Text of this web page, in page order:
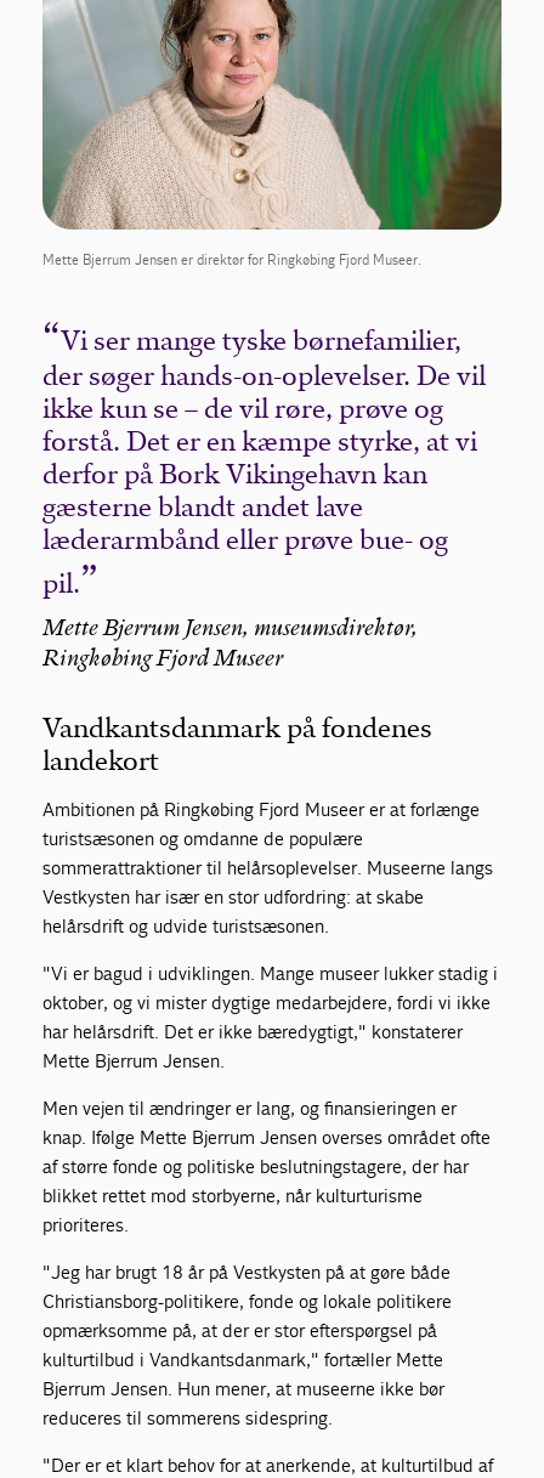
Mette Bjerrum Jensen er direktør for Ringkøbing Fjord Museer.
Vi ser mange tyske børnefamilier,
der søger hands-on-oplevelser. De vil
ikke kun se – de vil røre, prøve og
forstå. Det er en kæmpe styrke, at vi
derfor på Bork Vikingehavn kan
gæsterne blandt andet lave
læderarmbånd eller prøve bue- og
pil.
Mette Bjerrum Jensen, museumsdirektør,
Ringkøbing Fjord Museer
Vandkantsdanmark på fondenes
landekort
Ambitionen på Ringkøbing Fjord Museer er at forlænge
turistsæsonen og omdanne de populære
sommerattraktioner til helårsoplevelser. Museerne langs
Vestkysten har især en stor udfordring: at skabe
helårsdrift og udvide turistsæsonen.
"Vi er bagud i udviklingen. Mange museer lukker stadig i
oktober, og vi mister dygtige medarbejdere, fordi vi ikke
har helårsdrift. Det er ikke bæredygtigt," konstaterer
Mette Bjerrum Jensen.
Men vejen til ændringer er lang, og finansieringen er
knap. Ifølge Mette Bjerrum Jensen overses området ofte
af større fonde og politiske beslutningstagere, der har
blikket rettet mod storbyerne, når kulturturisme
prioriteres.
"Jeg har brugt 18 år på Vestkysten på at gøre både
Christiansborg-politikere, fonde og lokale politikere
opmærksomme på, at der er stor efterspørgsel på
kulturtilbud i Vandkantsdanmark," fortæller Mette
Bjerrum Jensen. Hun mener, at museerne ikke bør
reduceres til sommerens sidespring.
"Der er et klart behov for at anerkende, at kulturtilbud af